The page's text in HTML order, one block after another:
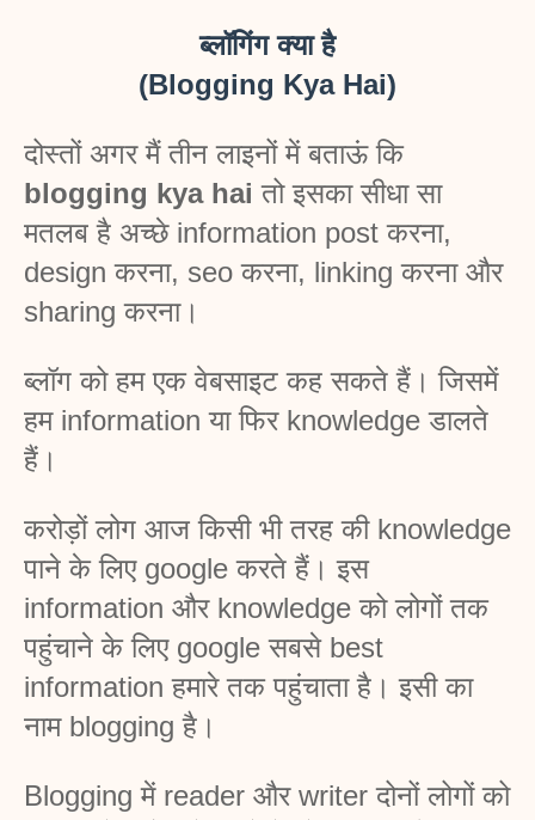
ब्लॉगिंग क्या है
(Blogging Kya Hai)
दोस्तों अगर मैं तीन लाइनों में बताऊं कि
blogging kya hai तो इसका सीधा सा
मतलब है अच्छे information post करना,
design करना, seo करना, linking करना और
sharing करना।
ब्लॉग को हम एक वेबसाइट कह सकते हैं। जिसमें
हम information या फिर knowledge डालते
हैं।
करोड़ों लोग आज किसी भी तरह की knowledge
पाने के लिए google करते हैं। इस
information और knowledge को लोगों तक
पहुंचाने के लिए google सबसे best
information हमारे तक पहुंचाता है। इसी का
नाम blogging है।
Blogging में reader और writer दोनों लोगों को